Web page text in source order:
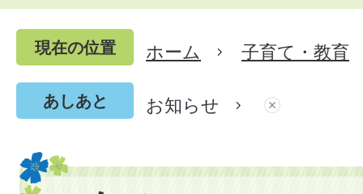
現在の位置 ホーム 子育て・教育
あしあと お知らせ